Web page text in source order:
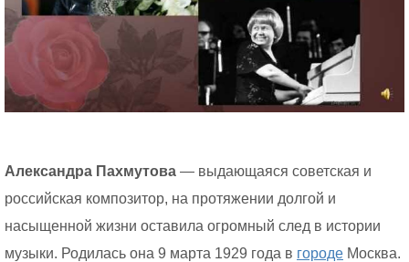
Александра Пахмутова — выдающаяся советская и
российская композитор, на протяжении долгой и
насыщенной жизни оставила огромный след в истории
музыки. Родилась она 9 марта 1929 года в городе Москва.